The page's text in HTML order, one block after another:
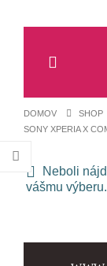
DOMOV SHOP
SONY XPERIA X
Neboli
vášmu výberu.